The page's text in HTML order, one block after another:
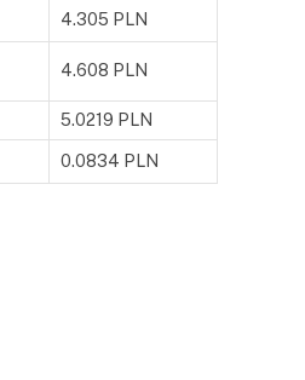
4.305 PLN
4.608 PLN
5.0219 PLN
0.0834 PLN